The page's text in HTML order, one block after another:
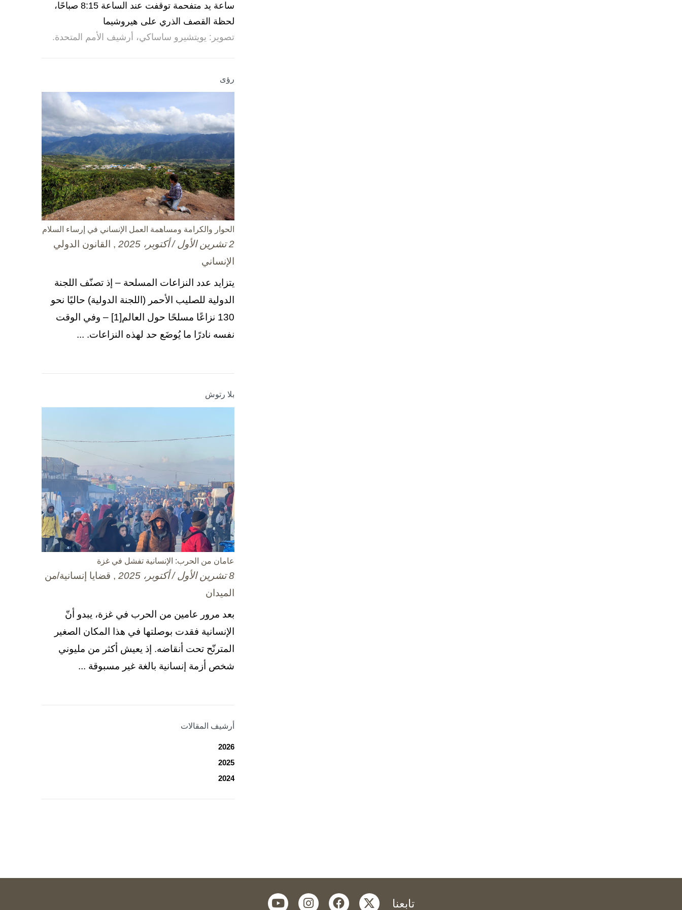
ساعة يد متفحمة توقفت عند الساعة 8:15 صباحًا،
لحظة القصف الذري على هيروشيما
تصوير: يويتشيرو ساساكي، أرشيف الأمم المتحدة.
رؤى
الحوار والكرامة ومساهمة العمل الإنساني في إرساء السلام
2 تشرين الأول / أكتوبر، 2025
, القانون الدولي
الإنساني
يتزايد عدد النزاعات المسلحة – إذ تصنّف اللجنة
الدولية للصليب الأحمر (اللجنة الدولية) حاليًا نحو
130 نزاعًا مسلحًا حول العالم[1] – وفي الوقت
نفسه نادرًا ما يُوضَع حد لهذه النزاعات. ...
بلا رتوش
عامان من الحرب: الإنسانية تفشل في غزة
8 تشرين الأول / أكتوبر، 2025
, قضايا إنسانية/من
الميدان
بعد مرور عامين من الحرب في غزة، يبدو أنّ
الإنسانية فقدت بوصلتها في هذا المكان الصغير
المترنّح تحت أنقاضه. إذ يعيش أكثر من مليوني
شخص أزمة إنسانية بالغة غير مسبوقة ...
أرشيف المقالات
2026
2025
2024
تابعنا twitter
facebook
instagram
youtube